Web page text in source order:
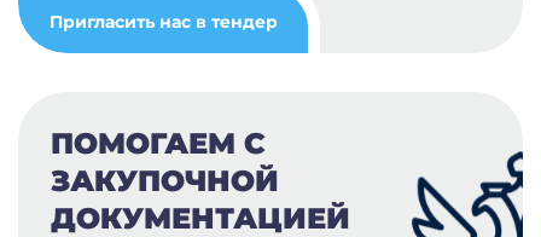
Пригласить нас в тендер
ПОМОГАЕМ С
ЗАКУПОЧНОЙ
ДОКУМЕНТАЦИЕЙ